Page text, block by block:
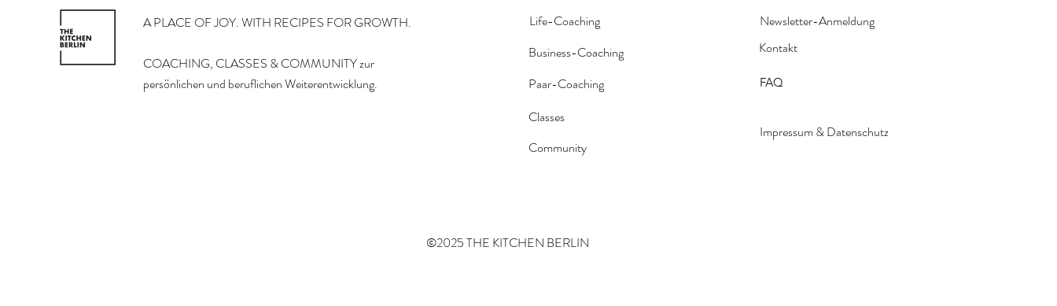
A PLACE OF JOY. WITH RECIPES FOR GROWTH.
COACHING, CLASSES & COMMUNITY zur
persönlichen und beruflichen Weiterentwicklung.
Life-Coaching
Business-Coaching
Paar-Coaching
Classes
Community
Newsletter-Anmeldung
Kontakt
FAQ
Impressum & Datenschutz
©2025 THE KITCHEN BERLIN